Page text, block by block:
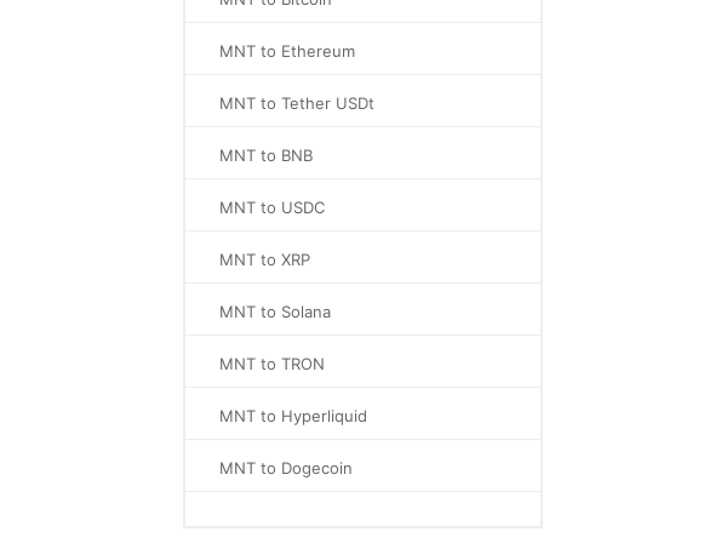
MNT to Ethereum
MNT to Tether USDt
MNT to BNB
MNT to USDC
MNT to XRP
MNT to Solana
MNT to TRON
MNT to Hyperliquid
MNT to Dogecoin